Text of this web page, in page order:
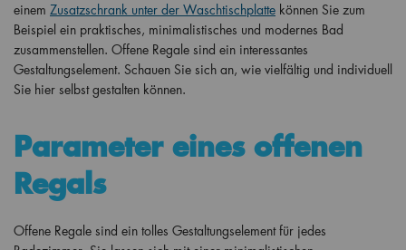
einem Zusatzschrank unter der Waschtischplatte können Sie zum
Beispiel ein praktisches, minimalistisches und modernes Bad
zusammenstellen. Offene Regale sind ein interessantes
Gestaltungselement. Schauen Sie sich an, wie vielfältig und individuell
Sie hier selbst gestalten können.
Parameter eines offenen
Regals
Offene Regale sind ein tolles Gestaltungselement für jedes